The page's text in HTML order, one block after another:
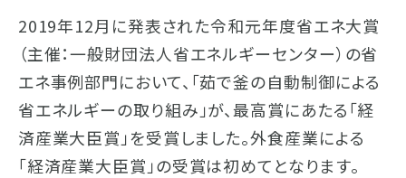
2019年12月に発表された令和元年度省エネ大賞
（主催：一般財団法人省エネルギーセンター）の省
エネ事例部門において、「茹で釜の自動制御による
省エネルギーの取り組み」が、最高賞にあたる「経
済産業大臣賞」を受賞しました。外食産業による
「経済産業大臣賞」の受賞は初めてとなります。